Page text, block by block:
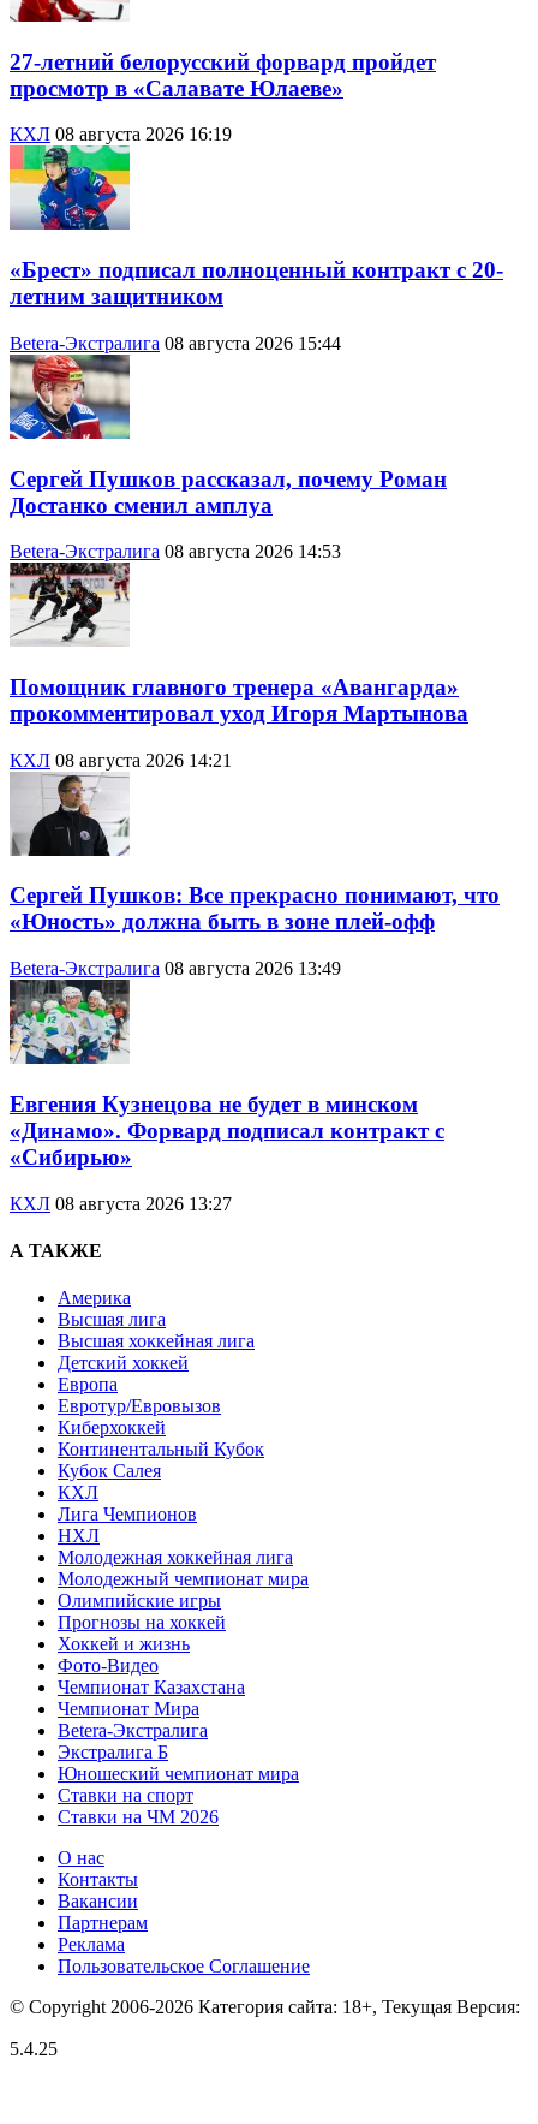
27-летний белорусский форвард пройдет
просмотр в «Салавате Юлаеве»
КХЛ 08 августа 2026 16:19
«Брест» подписал полноценный контракт с 20-
летним защитником
Betera-Экстралига 08 августа 2026 15:44
Сергей Пушков рассказал, почему Роман
Достанко сменил амплуа
Betera-Экстралига 08 августа 2026 14:53
Помощник главного тренера «Авангарда»
прокомментировал уход Игоря Мартынова
КХЛ 08 августа 2026 14:21
Сергей Пушков: Все прекрасно понимают, что
«Юность» должна быть в зоне плей-офф
Betera-Экстралига 08 августа 2026 13:49
Евгения Кузнецова не будет в минском
«Динамо». Форвард подписал контракт с
«Сибирью»
КХЛ 08 августа 2026 13:27
А ТАКЖЕ
Америка
Высшая лига
Высшая хоккейная лига
Детский хоккей
Европа
Евротур/Евровызов
Киберхоккей
Континентальный Кубок
Кубок Салея
КХЛ
Лига Чемпионов
НХЛ
Молодежная хоккейная лига
Молодежный чемпионат мира
Олимпийские игры
Прогнозы на хоккей
Хоккей и жизнь
Фото-Видео
Чемпионат Казахстана
Чемпионат Мира
Betera-Экстралига
Экстралига Б
Юношеский чемпионат мира
Ставки на спорт
Ставки на ЧМ 2026
О нас
Контакты
Вакансии
Партнерам
Реклама
Пользовательское Соглашение
© Copyright 2006-2026 Категория сайта: 18+, Текущая Версия:
5.4.25